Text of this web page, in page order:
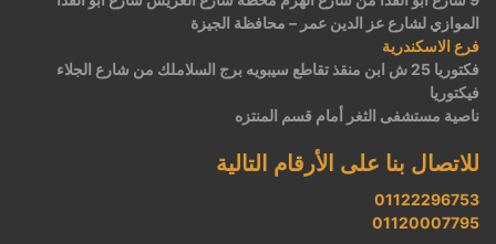
الموازي لشارع عز الدين عمر – محافظة الجيزة
فرع الاسكندرية
فكتوريا 25 ش ابن منقذ تقاطع سيبويه برج السلاملك من شارع الجلاء
فيكتوريا
ناصية مستشفى الثغر أمام قسم المنتزه
للاتصال بنا على الأرقام التالية
01122296753
01120007795